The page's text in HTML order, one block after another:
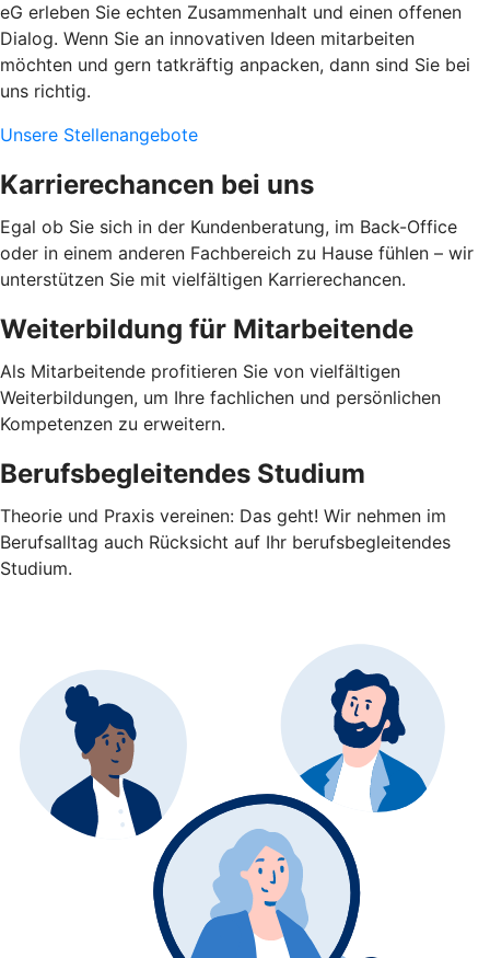
eG erleben Sie echten Zusammenhalt und einen offenen
Dialog. Wenn Sie an innovativen Ideen mitarbeiten
möchten und gern tatkräftig anpacken, dann sind Sie bei
uns richtig.
Unsere Stellenangebote
Karrierechancen bei uns
Egal ob Sie sich in der Kundenberatung, im Back-Office
oder in einem anderen Fachbereich zu Hause fühlen – wir
unterstützen Sie mit vielfältigen Karrierechancen.
Weiterbildung für Mitarbeitende
Als Mitarbeitende profitieren Sie von vielfältigen
Weiterbildungen, um Ihre fachlichen und persönlichen
Kompetenzen zu erweitern.
Berufsbegleitendes Studium
Theorie und Praxis vereinen: Das geht! Wir nehmen im
Berufsalltag auch Rücksicht auf Ihr berufsbegleitendes
Studium.